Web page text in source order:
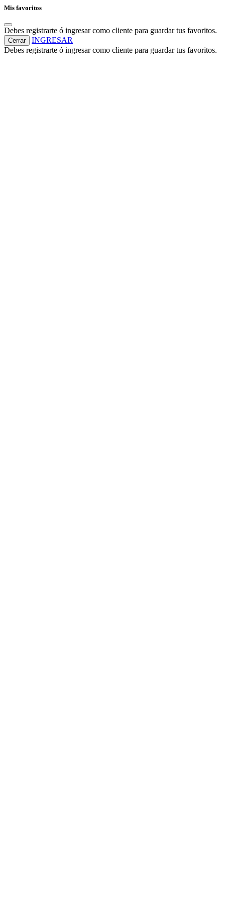
Mis favoritos
Debes registrarte ó ingresar como cliente para guardar tus favoritos.
Cerrar
INGRESAR
Debes registrarte ó ingresar como cliente para guardar tus favoritos.